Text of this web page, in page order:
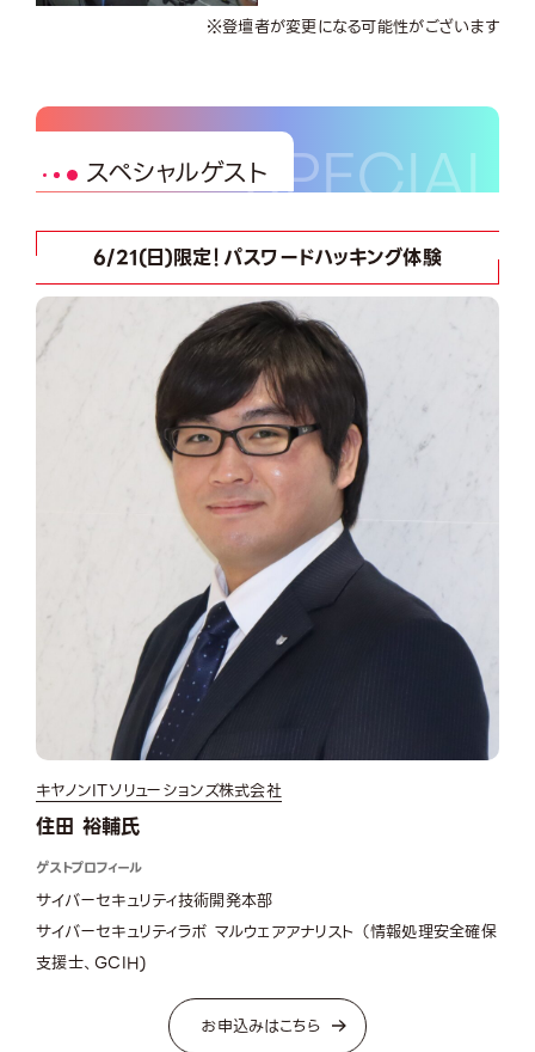
※登壇者が変更になる可能性がございます
スペシャルゲスト
6/21(日)限定！パスワードハッキング体験
キヤノンITソリューションズ株式会社
住田 裕輔氏
ゲストプロフィール
サイバーセキュリティ技術開発本部
サイバーセキュリティラボ マルウェアアナリスト （情報処理安全確保
支援士、GCIH)
お申込みはこちら